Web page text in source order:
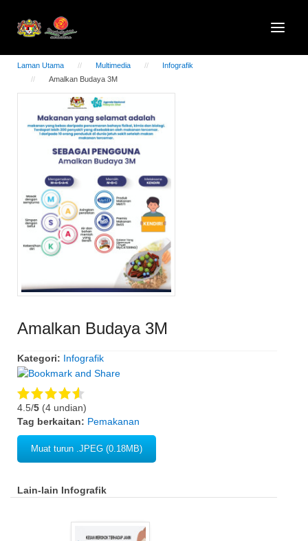
Laman Utama Multimedia
Infografik
Amalkan Budaya 3M
Amalkan Budaya 3M
Kategori: Infografik
4.5/5 (4 undian)
Tag berkaitan: Pemakanan
Muat turun .JPEG (0.18MB)
Lain-lain Infografik